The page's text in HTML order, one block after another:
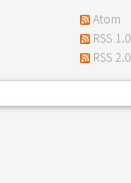
Atom
RSS 1.0
RSS 2.0